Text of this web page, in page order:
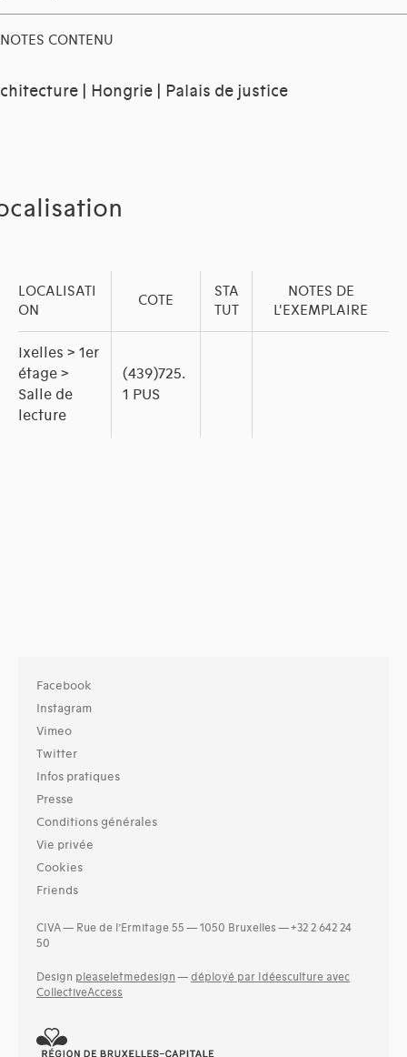
NOTES CONTENU
| Hongrie | Palais de justice
LOCALISATI
ON
COTE
STA
TUT
NOTES DE
L'EXEMPLAIRE
Ixelles > 1er
étage >
Salle de
lecture
(439)725.
1 PUS
Facebook
Instagram
Vimeo
Twitter
Infos pratiques
Presse
Conditions générales
Vie privée
Cookies
Friends
CIVA — Rue de l’Ermitage 55 — 1050 Bruxelles — +32 2 642 24
50
Design pleaseletmedesign — déployé par Idéesculture avec
CollectiveAccess